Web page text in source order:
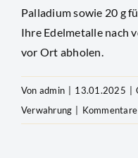
Goldkonto
GoldRevolution
Palladium sowie 20 g
Ihre Edelmetalle nach
vor Ort abholen.
Von admin 13.01.2025
Verwahrung